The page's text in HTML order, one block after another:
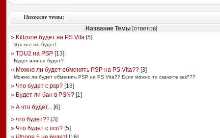
Похожие темы:
Название Темы[ответов]
» Killzone будет на PS Vita[5]
Это все же будет!
» TDU2 на PSP[13]
Будет или не будет?
» Можно ли будет обменять PSP на PS Vita??[3]
Можно ли будет обменять PSP на PS Vita?? Если можно то скажите как???
» Что будет с psp?[18]
» Будет ли бан в PSN?[1]
» А что будет...[6]
» что будет??[3]
» Что будет с псп?[5]